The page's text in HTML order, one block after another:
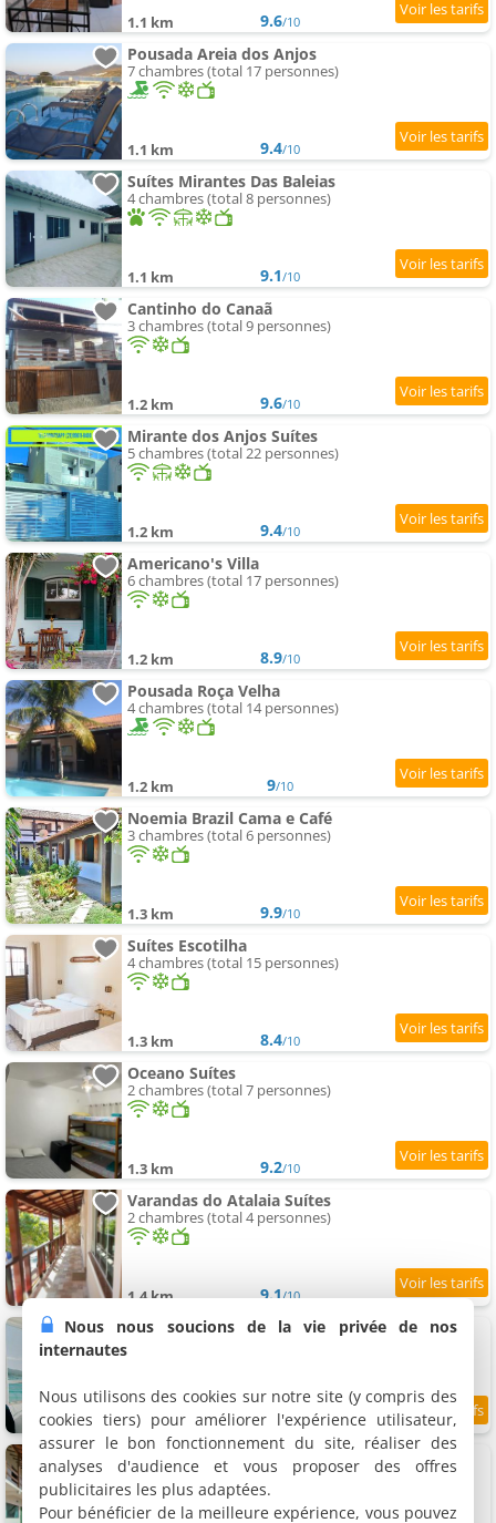
1.1 km 9.6/10
Pousada Areia dos Anjos
7 chambres (total 17 personnes)
1.1 km 9.4/10
Suítes Mirantes Das Baleias
4 chambres (total 8 personnes)
1.1 km 9.1/10
Cantinho do Canaã
3 chambres (total 9 personnes)
1.2 km 9.6/10
Mirante dos Anjos Suítes
5 chambres (total 22 personnes)
1.2 km 9.4/10
Americano's Villa
6 chambres (total 17 personnes)
1.2 km 8.9/10
Pousada Roça Velha
4 chambres (total 14 personnes)
1.2 km 9/10
Noemia Brazil Cama e Café
3 chambres (total 6 personnes)
1.3 km 9.9/10
Suítes Escotilha
4 chambres (total 15 personnes)
1.3 km 8.4/10
Oceano Suítes
2 chambres (total 7 personnes)
1.3 km 9.2/10
Varandas do Atalaia Suítes
2 chambres (total 4 personnes)
1.4 km 9.1/10
Canto da Canoa Suítes I
1.7 km 9 /10
Suítes do Pontal
7 chambres (total 23 personnes)
Nous nous soucions de la vie privée de nos
internautes
Nous utilisons des cookies sur notre site (y compris des
cookies tiers) pour améliorer l'expérience utilisateur,
assurer le bon fonctionnement du site, réaliser des
analyses d'audience et vous proposer des offres
publicitaires les plus adaptées.
Pour bénéficier de la meilleure expérience, vous pouvez